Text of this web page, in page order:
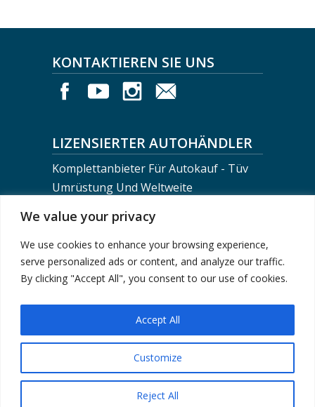
We value your privacy
We use cookies to enhance your browsing experience,
serve personalized ads or content, and analyze our traffic.
By clicking "Accept All", you consent to our use of cookies.
Customize
Reject All
Accept All
KONTAKTIEREN SIE UNS
LIZENSIERTER AUTOHÄNDLER
Komplettanbieter Für Autokauf - Tüv
Umrüstung Und Weltweite
BERLIN MOTORS LOGISTICS
+0049-30-743 02 710
Datenschutzerklärung
Berlin Motors - Fahrzeugkauf von Händler, Privat
oder eBay, Treuhandservice, Fahrzeugtransport &